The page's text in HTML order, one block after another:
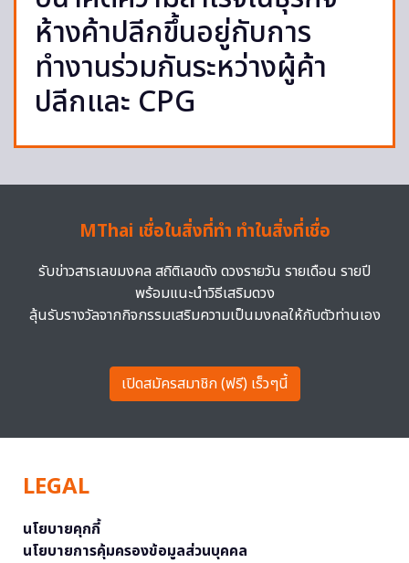
ห้างค้าปลีกขึ้นอยู่กับการ
ทำงานร่วมกันระหว่างผู้ค้า
ปลีกและ CPG
MThai เชื่อในสิ่งที่ทำ ทำในสิ่งที่เชื่อ
รับข่าวสารเลขมงคล สถิติเลขดัง ดวงรายวัน รายเดือน รายปี
พร้อมแนะนำวิธีเสริมดวง
ลุ้นรับรางวัลจากกิจกรรมเสริมความเป็นมงคลให้กับตัวท่านเอง
เปิดสมัครสมาชิก (ฟรี) เร็วๆนี้
LEGAL
นโยบายคุกกี้
นโยบายการคุ้มครองข้อมูลส่วนบุคคล